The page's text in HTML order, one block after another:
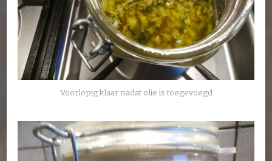
Voorlopig klaar nadat olie is toegevoegd